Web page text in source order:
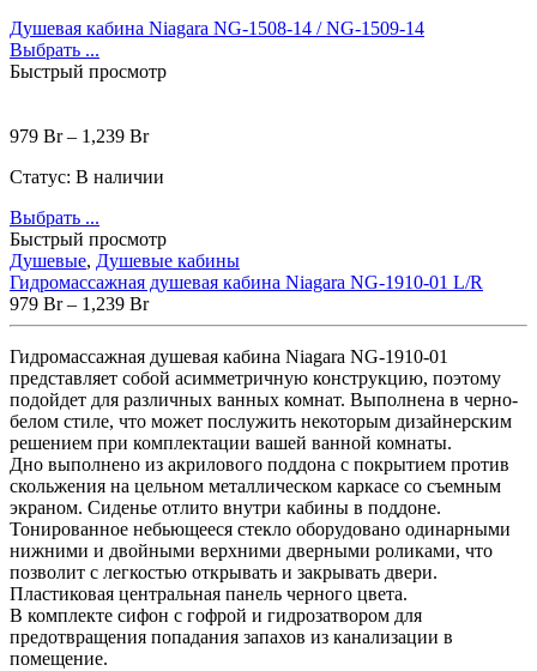
Душевая кабина Niagara NG-1508-14 / NG-1509-14
Выбрать ...
Быстрый просмотр
979 Br– 1,239 Br
Статус: В наличии
Выбрать ...
Быстрый просмотр
Душевые, Душевые кабины
Гидромассажная душевая кабина Niagara NG-1910-01 L/R
979 Br– 1,239 Br
Гидромассажная душевая кабина Niagara NG-1910-01
представляет собой асимметричную конструкцию, поэтому
подойдет для различных ванных комнат. Выполнена в черно-
белом стиле, что может послужить некоторым дизайнерским
решением при комплектации вашей ванной комнаты.
Дно выполнено из акрилового поддона с покрытием против
скольжения на цельном металлическом каркасе со съемным
экраном. Сиденье отлито внутри кабины в поддоне.
Тонированное небьющееся стекло оборудовано одинарными
нижними и двойными верхними дверными роликами, что
позволит с легкостью открывать и закрывать двери.
Пластиковая центральная панель черного цвета.
В комплекте сифон с гофрой и гидрозатвором для
предотвращения попадания запахов из канализации в
помещение.